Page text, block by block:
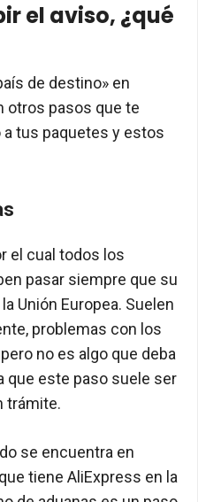
el aviso, ¿qué
de destino» en
otros pasos que te
tus paquetes y estos
el cual todos los
pasar siempre que su
Unión Europea. Suelen
problemas con los
no es algo que deba
que este paso suele ser
trámite.
se encuentra en
tiene AliExpress en la